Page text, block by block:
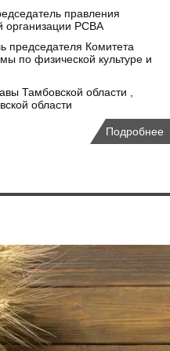
правления
организации РСВА
председателя Комитета
по физической культуре и
Тамбовской области ,
области
Подробнее